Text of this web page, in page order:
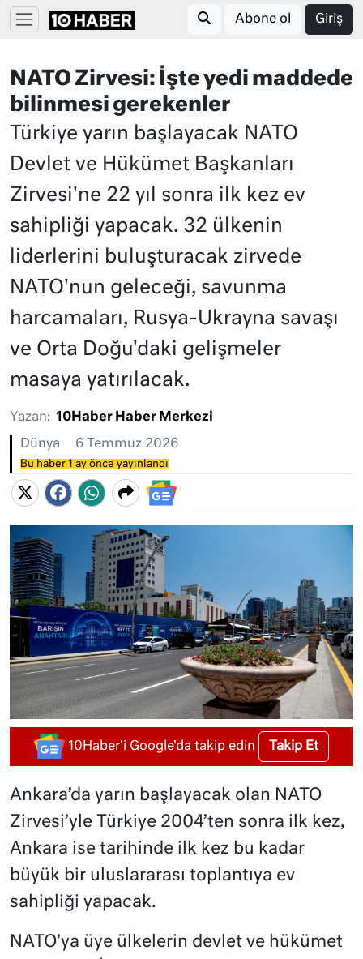
Abone ol Giriş
NATO Zirvesi: İşte yedi maddede
bilinmesi gerekenler
Türkiye yarın başlayacak NATO
Devlet ve Hükümet Başkanları
Zirvesi'ne 22 yıl sonra ilk kez ev
sahipliği yapacak. 32 ülkenin
liderlerini buluşturacak zirvede
NATO'nun geleceği, savunma
harcamaları, Rusya-Ukrayna savaşı
ve Orta Doğu'daki gelişmeler
masaya yatırılacak.
Yazan: 10Haber Haber Merkezi
Dünya 6 Temmuz 2026
Bu haber 1 ay önce yayınlandı
10Haber'i Google'da takip edin Takip Et
Ankara’da yarın başlayacak olan NATO
Zirvesi’yle Türkiye 2004’ten sonra ilk kez,
Ankara ise tarihinde ilk kez bu kadar
büyük bir uluslararası toplantıya ev
sahipliği yapacak.
NATO’ya üye ülkelerin devlet ve hükümet